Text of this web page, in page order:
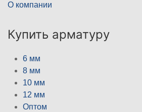
О компании
Купить арматуру
6 мм
8 мм
10 мм
12 мм
Оптом